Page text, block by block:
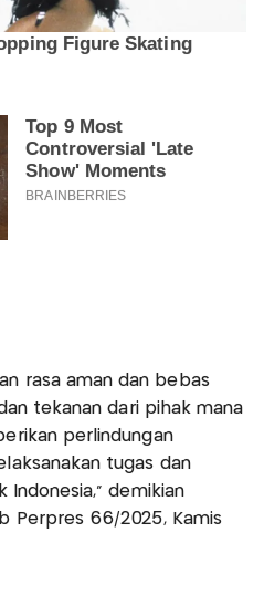
rasa aman dan bebas
tekanan dari pihak mana
perlindungan
tugas dan
Indonesia," demikian
Perpres 66/2025, Kamis